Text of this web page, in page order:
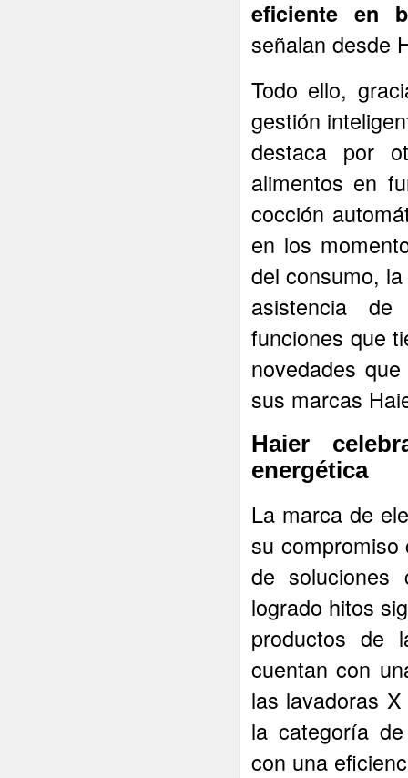
eficiente en
señalan desde
Todo ello,
gestión
destaca por
alimentos en
cocción
en los
del consumo,
asistencia
funciones que
novedades
sus marcas
Haier
energética
La marca de
su compromiso
de soluciones
logrado hitos
productos de
cuentan con
las lavadoras
la categoría
con una